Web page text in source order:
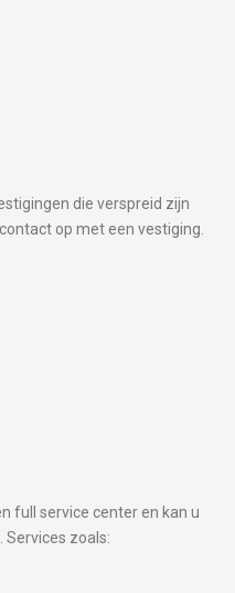
die verspreid zijn
op met een vestiging.
full service center en kan u
Services zoals: